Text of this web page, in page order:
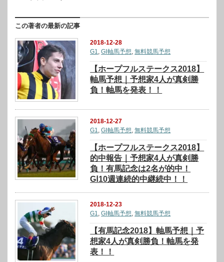
この著者の最新の記事
2018-12-28
G1,GⅠ軸馬予想,無料競馬予想
【ホープフルステークス2018】
軸馬予想｜予想家4人が真剣勝
負！軸馬を発表！！
2018-12-27
G1,GⅠ軸馬予想,無料競馬予想
【ホープフルステークス2018】
的中報告｜予想家4人が真剣勝
負！有馬記念は2名が的中！
GⅠ10週連続的中継続中！！
2018-12-23
G1,GⅠ軸馬予想,無料競馬予想
【有馬記念2018】軸馬予想｜予
想家4人が真剣勝負！軸馬を発
表！！